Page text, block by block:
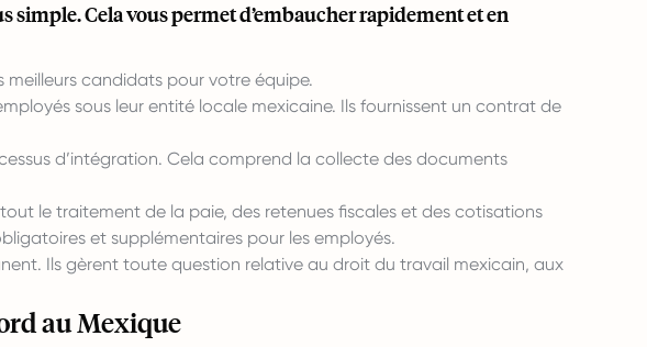
simple. Cela vous permet d’embaucher rapidement et en
meilleurs candidats pour votre équipe.
sous leur entité locale mexicaine. Ils fournissent un contrat de
d’intégration. Cela comprend la collecte des documents
tout le traitement de la paie, des retenues fiscales et des cotisations
et supplémentaires pour les employés.
Ils gèrent toute question relative au droit du travail mexicain, aux
au Mexique